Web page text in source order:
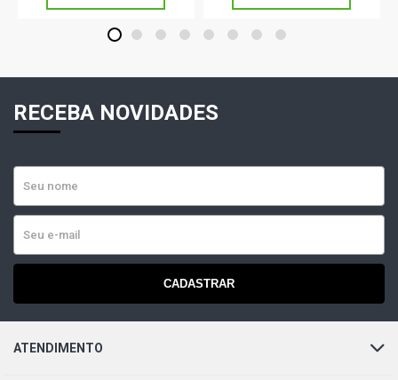
1 2 3 4 5 6 7 8
RECEBA NOVIDADES
CADASTRAR
ATENDIMENTO